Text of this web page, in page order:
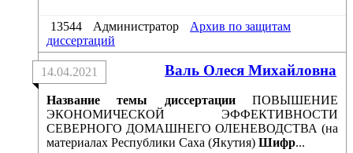
13544 Администратор
Архив по защитам
диссертаций
Валь Олеся Михайловна
14.04.2021
Название темы диссертацииПОВЫШЕНИЕ
ЭКОНОМИЧЕСКОЙ ЭФФЕКТИВНОСТИ
СЕВЕРНОГО ДОМАШНЕГО ОЛЕНЕВОДСТВА (на
материалах Республики Саха (Якутия) Шифр...